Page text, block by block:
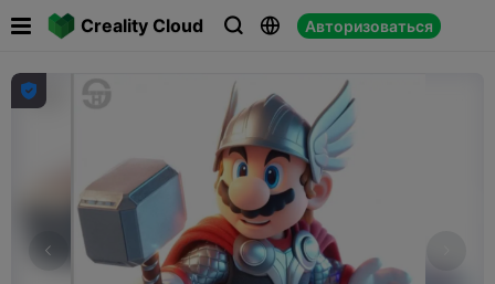
Creality Cloud   Авторизоваться
